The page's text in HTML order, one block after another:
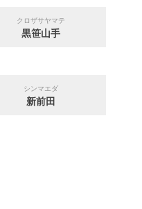
クロザサヤマテ
黒笹山手
シンマエダ
新前田